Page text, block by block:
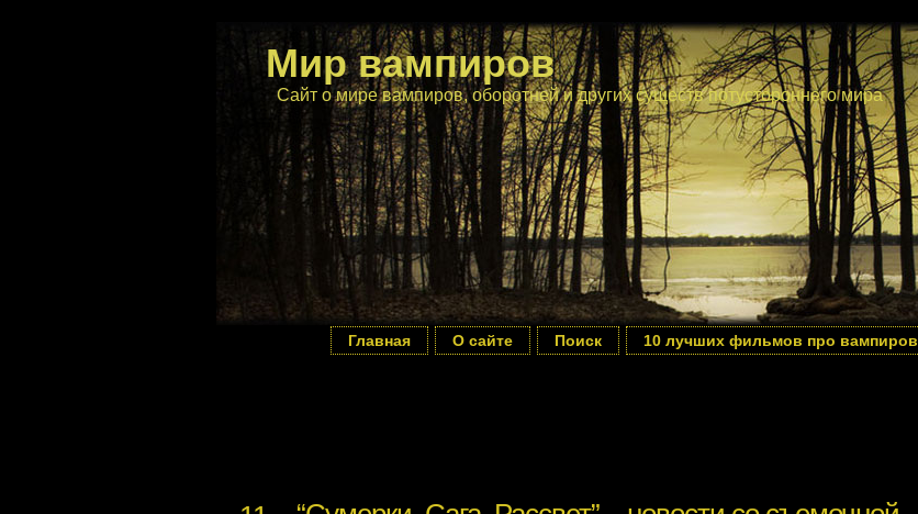
Мир вампиров
Сайт о мире вампиров, оборотней и других существ потустороннего мира
Главная О сайте Поиск 10 лучших фильмов про вампиров